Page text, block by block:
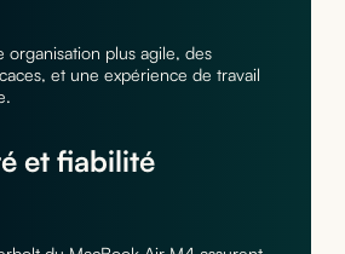
organisation plus agile, des
et une expérience de travail
et fiabilité